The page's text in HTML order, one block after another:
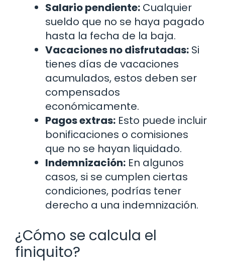
Salario pendiente: Cualquier
sueldo que no se haya pagado
hasta la fecha de la baja.
Vacaciones no disfrutadas: Si
tienes días de vacaciones
acumulados, estos deben ser
compensados
económicamente.
Pagos extras: Esto puede incluir
bonificaciones o comisiones
que no se hayan liquidado.
Indemnización: En algunos
casos, si se cumplen ciertas
condiciones, podrías tener
derecho a una indemnización.
¿Cómo se calcula el
finiquito?